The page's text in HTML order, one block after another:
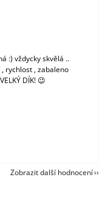
:) vždycky skvělá ..
rychlost , zabaleno
DÍK! 😉
Zobrazit další hodnocení